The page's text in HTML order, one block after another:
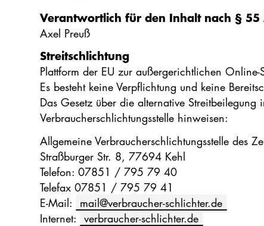
Verantwortlich für den Inhalt nach § 55
Axel Preuß
Streitschlichtung
Plattform der EU zur außergerichtlichen Online-
Es besteht keine Verpflichtung und keine
Das Gesetz über die alternative
Verbraucherschlichtungsstelle hinweisen:
Allgemeine Verbraucherschlichtungsstelle des
Straßburger Str. 8, 77694 Kehl
Telefon: 07851 / 795 79 40
Telefax 07851 / 795 79 41
E-Mail:
mail@verbraucher-schlichter.de
Internet: verbraucher-schlichter.de